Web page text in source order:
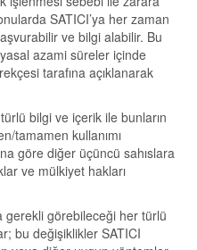
SATICI’ya her zaman
ve bilgi alabilir. Bu
azami süreler içinde
tarafına açıklanarak
bilgi ve içerik ile bunların
tamamen kullanımı
göre diğer üçüncü sahıslara
ve mülkiyet hakları
görebileceği her türlü
bu değişiklikler SATICI